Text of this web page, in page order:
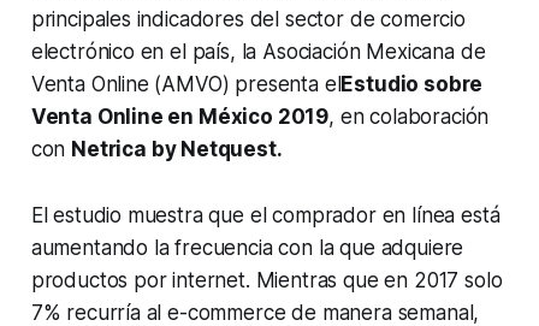
principales indicadores del sector de comercio
electrónico en el país, la Asociación Mexicana de
Venta Online (AMVO) presenta elEstudio sobre
Venta Online en México 2019, en colaboración
con Netrica by Netquest.
El estudio muestra que el comprador en línea está
aumentando la frecuencia con la que adquiere
productos por internet. Mientras que en 2017 solo
7% recurría al e-commerce de manera semanal,